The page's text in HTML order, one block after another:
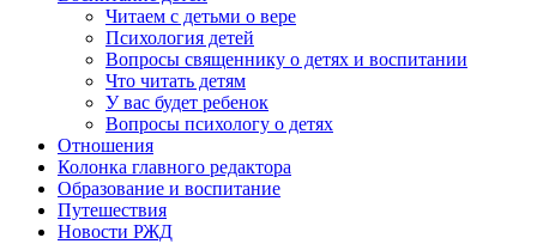
Читаем с детьми о вере
Психология детей
Вопросы священнику о детях и воспитании
Что читать детям
У вас будет ребенок
Вопросы психологу о детях
Отношения
Колонка главного редактора
Образование и воспитание
Путешествия
Новости РЖД